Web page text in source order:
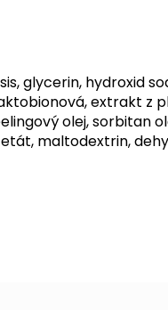
glycerin, hydroxid
extrakt
olej, sorbitan
maltodextrin,